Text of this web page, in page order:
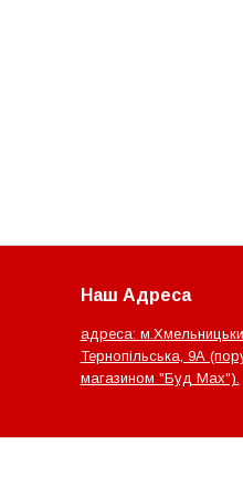
Наш Адреса
адреса:
Тернопільська, 9А
магазином "Буд Мах").